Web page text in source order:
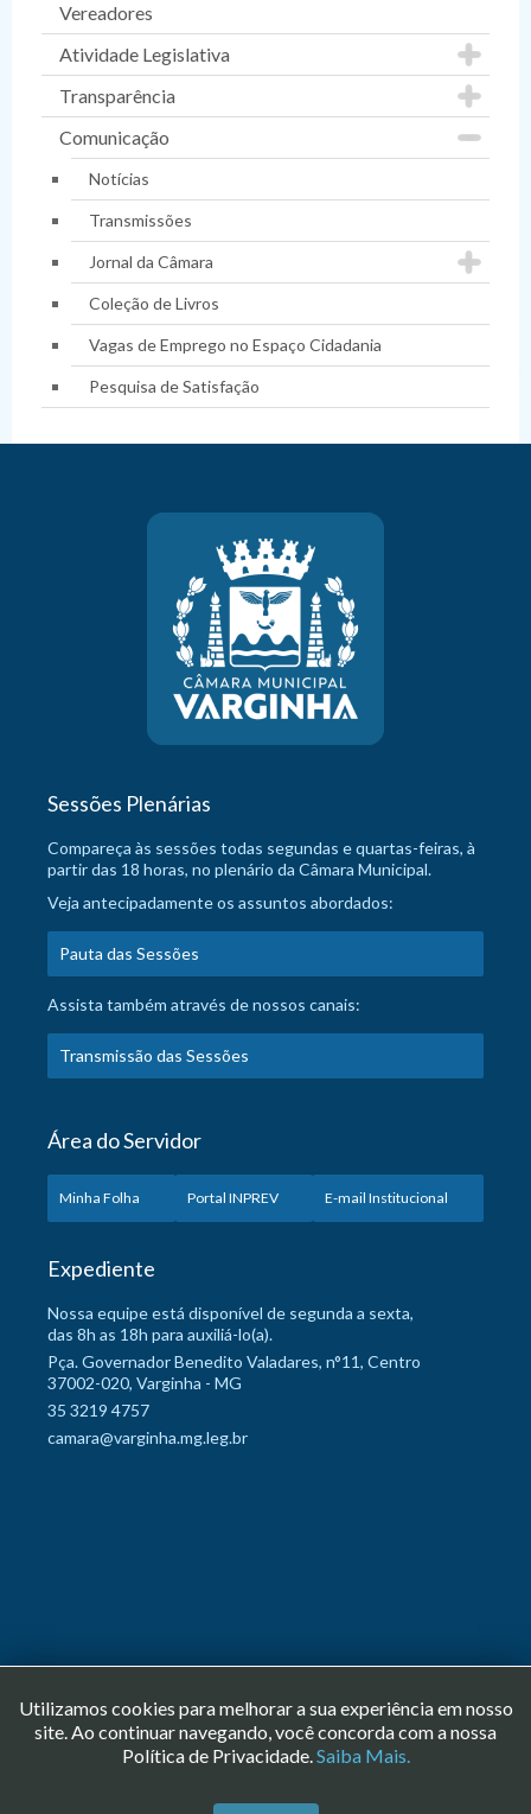
Vereadores
Atividade Legislativa
Transparência
Comunicação
Notícias
Transmissões
Jornal da Câmara
Coleção de Livros
Vagas de Emprego no Espaço Cidadania
Pesquisa de Satisfação
Sessões Plenárias
Compareça às sessões todas segundas e quartas-feiras, à
partir das 18 horas, no plenário da Câmara Municipal.
Veja antecipadamente os assuntos abordados:
Pauta das Sessões
Assista também através de nossos canais:
Transmissão das Sessões
Área do Servidor
Minha Folha Portal INPREV E-mail Institucional
Expediente
Nossa equipe está disponível de segunda a sexta,
das 8h as 18h para auxiliá-lo(a).
Pça. Governador Benedito Valadares, n°11, Centro
37002-020, Varginha - MG
35 3219 4757
camara@varginha.mg.leg.br
Copyright © 2026 Câmara Municipal de Varginha. Todos os direitos
reservados.
Utilizamos cookies para melhorar a sua experiência em nosso
site. Ao continuar navegando, você concorda com a nossa
Política de Privacidade.Saiba Mais.